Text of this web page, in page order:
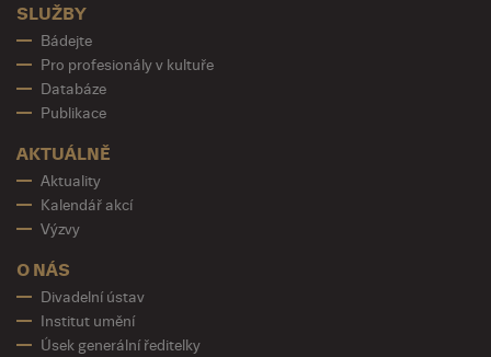
SLUŽBY
Bádejte
Pro profesionály v kultuře
Databáze
Publikace
AKTUÁLNĚ
Aktuality
Kalendář akcí
Výzvy
O NÁS
Divadelní ústav
Institut umění
Úsek generální ředitelky